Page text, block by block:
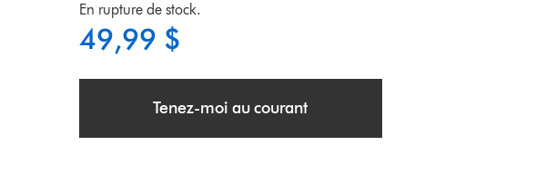
En rupture de stock.
49,99 $
Tenez-moi au courant